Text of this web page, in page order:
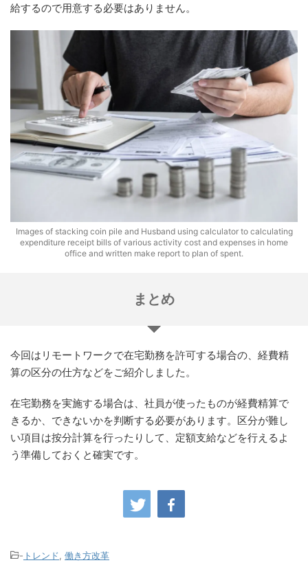
給するので用意する必要はありません。
Images of stacking coin pile and Husband using calculator to calculating
expenditure receipt bills of various activity cost and expenses in home
office and written make report to plan of spent.
まとめ
今回はリモートワークで在宅勤務を許可する場合の、経費精
算の区分の仕方などをご紹介しました。
在宅勤務を実施する場合は、社員が使ったものが経費精算で
きるか、できないかを判断する必要があります。区分が難し
い項目は按分計算を行ったりして、定額支給などを行えるよ
う準備しておくと確実です。
- トレンド 働き方改革